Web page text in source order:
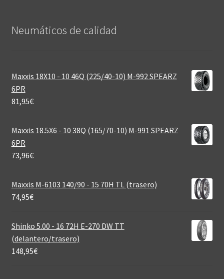
Neumáticos de calidad‎
Maxxis 18X10 - 10 46Q (225/40-10) M-992 SPEARZ
6PR
81,95€
Maxxis 18.5X6 - 10 38Q (165/70-10) M-991 SPEARZ
6PR
73,96€
Maxxis M-6103 140/90 - 15 70H TL (trasero)
74,95€
Shinko 5.00 - 16 72H E-270 DW TT
(delantero/trasero)
148,95€